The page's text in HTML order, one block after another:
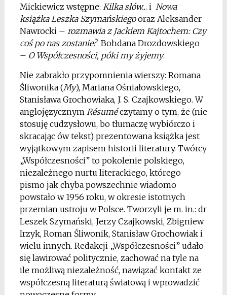
Mickiewicz wstępne: Kilka słów... i Nowa
książka Leszka Szymańskiegooraz Aleksander
Nawrocki – rozmawia z Jackiem Kajtochem: Czy
coś po nas zostanie? Bohdana Drozdowskiego
– O Współczesności, póki my żyjemy.
Nie zabrakło przypomnienia wierszy: Romana
Śliwonika (My), Mariana Ośniałowskiego,
Stanisława Grochowiaka, J. S. Czajkowskiego. W
anglojęzycznym Résuméczytamy o tym, że (nie
stosuję cudzysłowu, bo tłumaczę wybiórczo i
skracając ów tekst) prezentowana książka jest
wyjątkowym zapisem historii literatury. Twórcy
„Współczesności” to pokolenie polskiego,
niezależnego nurtu literackiego, którego
pismo jak chyba powszechnie wiadomo
powstało w 1956 roku, w okresie istotnych
przemian ustroju w Polsce. Tworzyli je m. in.: dr
Leszek Szymański, Jerzy Czajkowski, Zbigniew
Irzyk, Roman Śliwonik, Stanisław Grochowiak i
wielu innych. Redakcji „Współczesności” udało
się lawirować politycznie, zachować na tyle na
ile możliwą niezależność, nawiązać kontakt ze
współczesną literaturą światową i wprowadzić